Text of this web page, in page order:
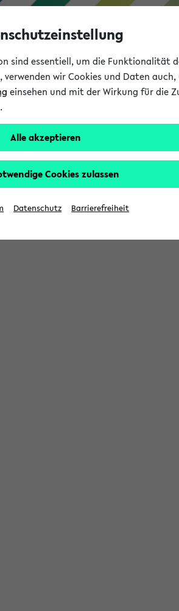
sind essentiell, um die Funktionalität
wir Cookies und Daten
einsehen und mit der Wirkung für die
Alle akzeptieren
Cookies zulassen
Datenschutz Barrierefreiheit